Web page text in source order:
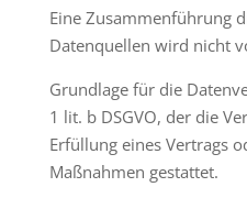
Eine Zusammenführung
Datenquellen wird nicht
Grundlage für die
1 lit. b DSGVO, der die
Erfüllung eines Vertrags
Maßnahmen gestattet.